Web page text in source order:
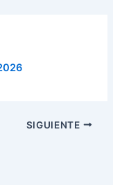
SIGUIENTE